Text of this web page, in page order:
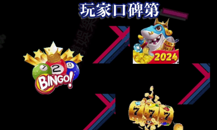
音里，平復了上去。 “什么都可以？” 南枝望著這條新聞，
氣逝世她會做的特長佳餚不多，要是傅冷州點的太難，她
估量要往追求外助了。 “我可以嚐嚐，盡可能做到你中
意。” 過了會，男子才歸復，此次也是一條語音。 南枝找了
個輕微恬靜點之處關上，消沉喑啞的嗓音里透著含糊。 “比
較想吃你。”
財神捕魚機